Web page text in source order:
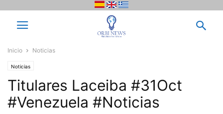
Inicio Noticias
Noticias
Titulares Laceiba #31Oct
#Venezuela #Noticias